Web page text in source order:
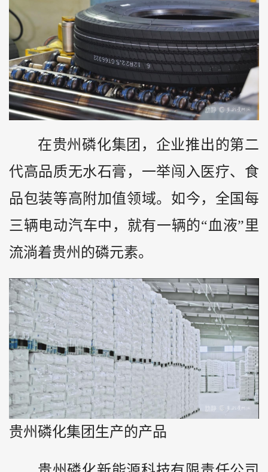
在贵州磷化集团，企业推出的第二
代高品质无水石膏，一举闯入医疗、食
品包装等高附加值领域。如今，全国每
三辆电动汽车中，就有一辆的“血液”里
流淌着贵州的磷元素。
贵州磷化集团生产的产品